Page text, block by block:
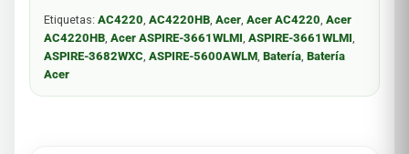
Etiquetas: AC4220, AC4220HB, Acer, Acer AC4220, Acer
AC4220HB, Acer ASPIRE-3661WLMI, ASPIRE-3661WLMI,
ASPIRE-3682WXC, ASPIRE-5600AWLM, Batería, Batería
Acer